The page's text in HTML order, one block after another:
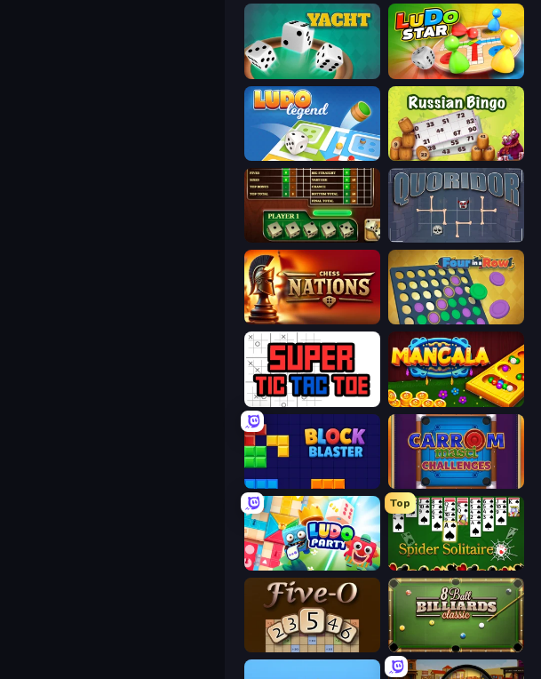
Yacht Ludo Star League
Ludo Legend Russian Bingo
Yahtzee Online Quoridor Online
Chess Nations Four in a Row
Super Tic Tac Toe Mancala Online
Block Blaster
Ludo Party
Top
Spider Solitaire
Five-O 8 Ball Billiards Classic